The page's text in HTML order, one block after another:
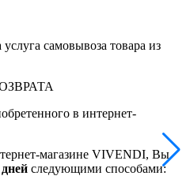
самовывоза товара из
в интернет-
магазине VIVENDI, Вы
дней следующими способами: